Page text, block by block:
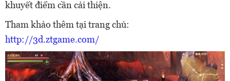
khuyết điểm cần cải thiện.
Tham khảo thêm tại trang chủ:
http://3d.ztgame.com/